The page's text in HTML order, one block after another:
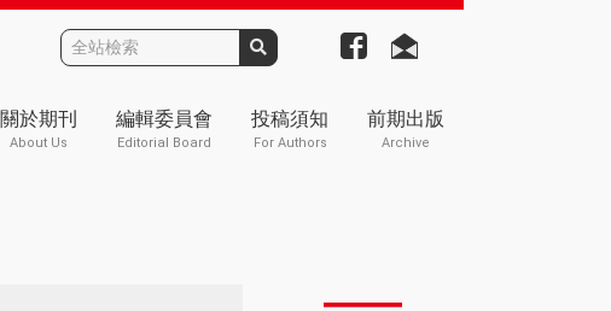
關於期刊
About Us
編輯委員會
Editorial Board
投稿須知
For Authors
前期出版
Archive